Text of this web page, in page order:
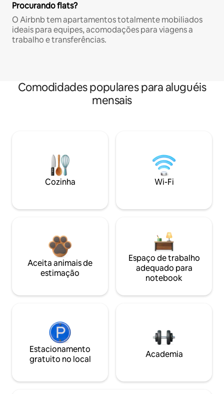
Procurando flats?
O Airbnb tem apartamentos totalmente mobiliados
ideais para equipes, acomodações para viagens a
trabalho e transferências.
Comodidades populares para aluguéis
mensais
Cozinha Wi-Fi
Aceita animais de
estimação
Espaço de trabalho
adequado para
notebook
Estacionamento
gratuito no local
Academia